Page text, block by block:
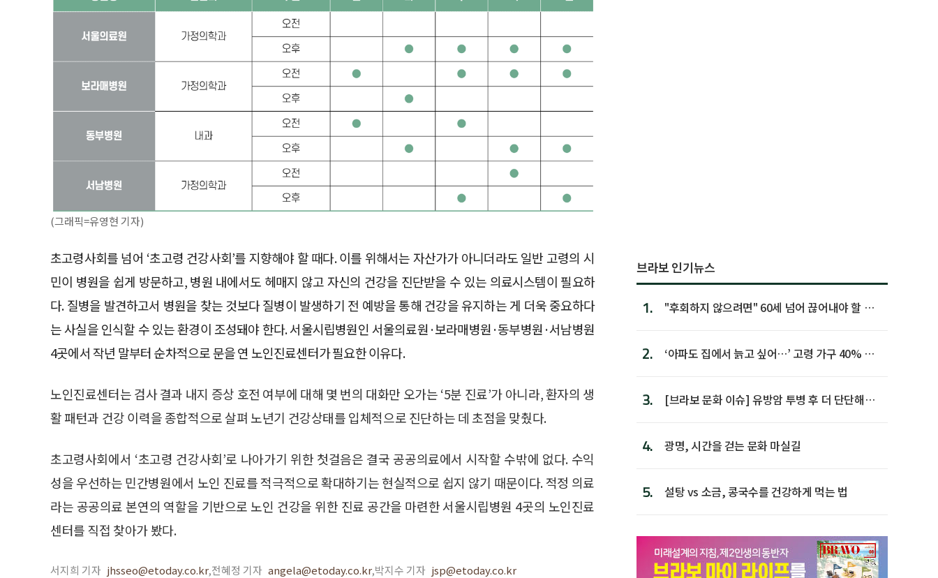
(그래픽=유영현 기자)
초고령사회를 넘어 ‘초고령 건강사회’를 지향해야 할 때다. 이를 위해서는 자산가가 아니더라도 일반 고령의 시
민이 병원을 쉽게 방문하고, 병원 내에서도 헤매지 않고 자신의 건강을 진단받을 수 있는 의료시스템이 필요하
다. 질병을 발견하고서 병원을 찾는 것보다 질병이 발생하기 전 예방을 통해 건강을 유지하는 게 더욱 중요하다
는 사실을 인식할 수 있는 환경이 조성돼야 한다. 서울시립병원인 서울의료원·보라매병원·동부병원·서남병원
4곳에서 작년 말부터 순차적으로 문을 연 노인진료센터가 필요한 이유다.
노인진료센터는 검사 결과 내지 증상 호전 여부에 대해 몇 번의 대화만 오가는 ‘5분 진료’가 아니라, 환자의 생
활 패턴과 건강 이력을 종합적으로 살펴 노년기 건강상태를 입체적으로 진단하는 데 초점을 맞췄다.
초고령사회에서 ‘초고령 건강사회’로 나아가기 위한 첫걸음은 결국 공공의료에서 시작할 수밖에 없다. 수익
성을 우선하는 민간병원에서 노인 진료를 적극적으로 확대하기는 현실적으로 쉽지 않기 때문이다. 적정 의료
라는 공공의료 본연의 역할을 기반으로 노인 건강을 위한 진료 공간을 마련한 서울시립병원 4곳의 노인진료
센터를 직접 찾아가 봤다.
서지희 기자 jhsseo@etoday.co.kr,전혜정 기자 angela@etoday.co.kr,박지수 기자 jsp@etoday.co.kr
브라보 인기뉴스
1.
"후회하지 않으려면" 60세 넘어 끊어내야 할 사
2.
‘아파도 집에서 늙고 싶어…’ 고령 가구 40% 노
3.
[브라보 문화 이슈] 유방암 투병 후 더 단단해진
4. 광명, 시간을 걷는 문화 마실길
5. 설탕 vs 소금, 콩국수를 건강하게 먹는 법